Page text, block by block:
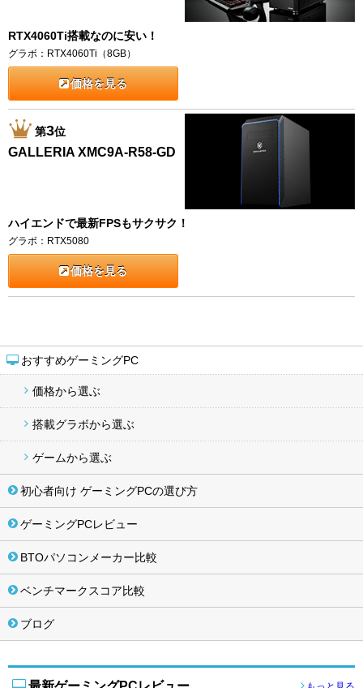
おすすめゲーミングPC
価格から選ぶ
搭載グラボから選ぶ
ゲームから選ぶ
初心者向け ゲーミングPCの選び方
ゲーミングPCレビュー
BTOパソコンメーカー比較
ベンチマークスコア比較
ブログ
RTX4060Ti搭載なのに安い！
グラボ：RTX4060Ti（8GB）
価格を見る
第3位
GALLERIA XMC9A-R58-GD
ハイエンドで最新FPSもサクサク！
グラボ：RTX5080
価格を見る